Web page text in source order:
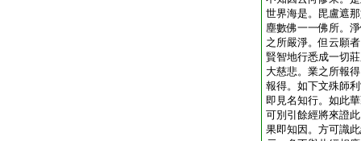
世界海是。毘盧遮
塵數佛一一佛所。
之所嚴淨。但云願
賢智地行悉成一切
大慈悲。業之所報
報得。如下文殊師
即見名知行。如此
可別引餘經將來證
果即知因。方可識